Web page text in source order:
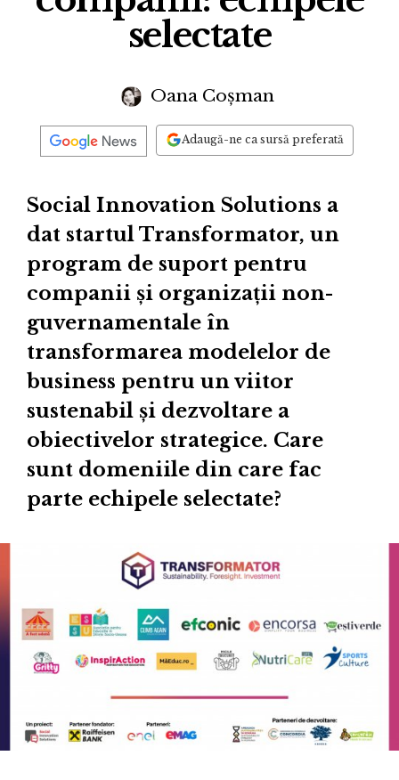
selectate
Oana Coșman
Adaugă-ne ca sursă preferată
Social Innovation Solutions a
dat startul Transformator, un
program de suport pentru
companii și organizații non-
guvernamentale în
transformarea modelelor de
business pentru un viitor
sustenabil și dezvoltare a
obiectivelor strategice. Care
sunt domeniile din care fac
parte echipele selectate?